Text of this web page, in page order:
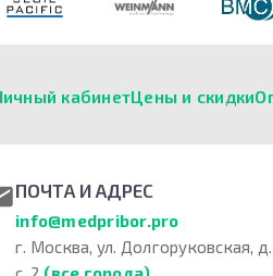
кабинетЦены и скидки
ПОЧТА И АДРЕС
info@medpribor.pro
г. Москва, ул. Долгоруковская,